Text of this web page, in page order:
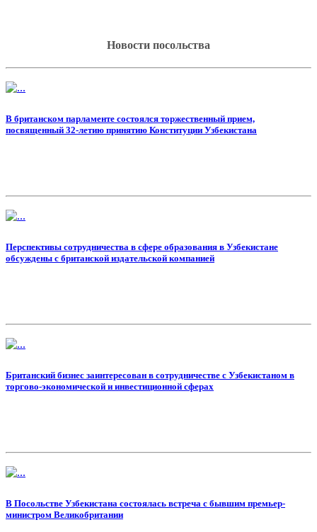
Новости посольства
В британском парламенте состоялся торжественный прием,
посвященный 32-летию принятию Конституции Узбекистана
Перспективы сотрудничества в сфере образования в Узбекистане
обсуждены с британской издательской компанией
Британский бизнес заинтересован в сотрудничестве с Узбекистаном в
торгово-экономической и инвестиционной сферах
В Посольстве Узбекистана состоялась встреча с бывшим премьер-
министром Великобритании